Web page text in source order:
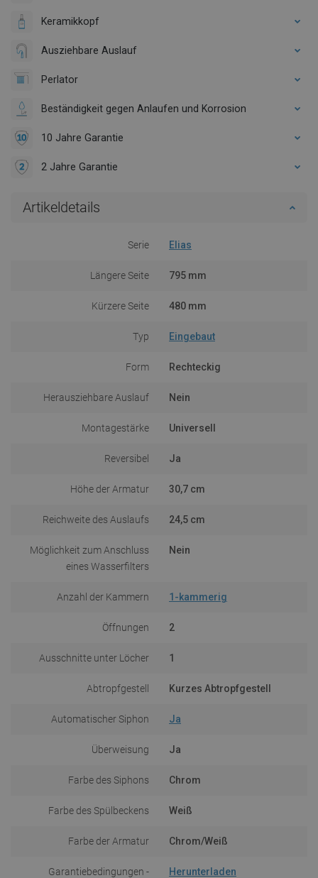
Keramikkopf
Ausziehbare Auslauf
Perlator
Beständigkeit gegen Anlaufen und Korrosion
10 Jahre Garantie
2 Jahre Garantie
Artikeldetails
Serie Elias
Längere Seite 795 mm
Kürzere Seite 480 mm
Typ Eingebaut
Form Rechteckig
Herausziehbare Auslauf Nein
Montagestärke Universell
Reversibel Ja
Höhe der Armatur 30,7 cm
Reichweite des Auslaufs 24,5 cm
Möglichkeit zum Anschluss
eines Wasserfilters
Nein
Anzahl der Kammern 1-kammerig
Öffnungen 2
Ausschnitte unter Löcher 1
Abtropfgestell Kurzes Abtropfgestell
Automatischer Siphon Ja
Überweisung Ja
Farbe des Siphons Chrom
Farbe des Spülbeckens Weiß
Farbe der Armatur Chrom/Weiß
Garantiebedingungen -
Herunterladen